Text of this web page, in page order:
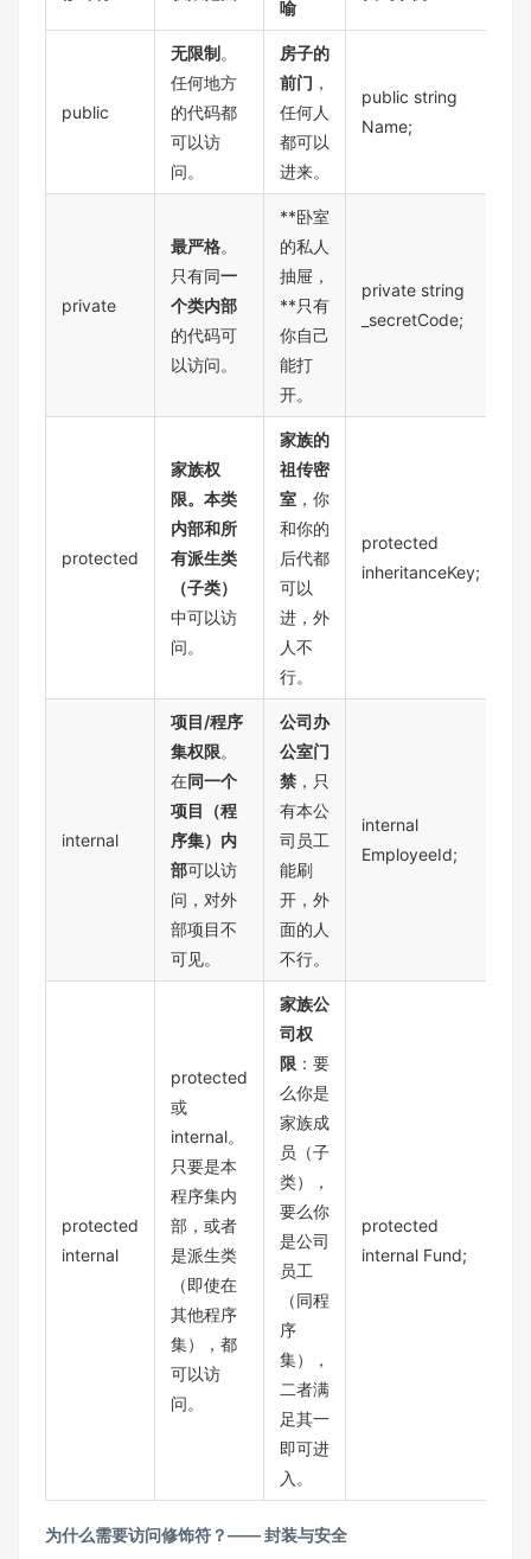
喻
public
无限制。
任何地方
的代码都
可以访
问。
房子的
前门 ，
任何人
都可以
进来。
public string
Name;
private
最严格。
只有同一
个类内部
的代码可
以访问。
**卧室
的私人
抽屉，
**只有
你自己
能打
开。
private string
_secretCode;
protected
家族权
限。本类
内部和所
有派生类
（子类）
中可以访
问。
家族的
祖传密
室 ，你
和你的
后代都
可以
进，外
人不
行。
protected
inheritanceKey;
internal
项目/程序
集权限。
在同一个
项目（程
序集）内
部可以访
问，对外
部项目不
可见。
公司办
公室门
禁 ，只
有本公
司员工
能刷
开，外
面的人
不行。
internal
EmployeeId;
protected
internal
protected
或
internal。
只要是本
程序集内
部，或者
是派生类
（即使在
其他程序
集），都
可以访
问。
家族公
司权
限 ：要
么你是
家族成
员（子
类），
要么你
是公司
员工
（同程
序
集），
二者满
足其一
即可进
入。
protected
internal Fund;
为什么需要访问修饰符？—— 封装与安全